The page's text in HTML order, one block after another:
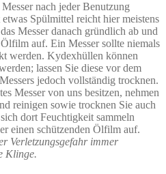
nach jeder Benutzung
Spülmittel reicht hier meistens
Messer danach gründlich ab und
auf. Ein Messer sollte niemals
werden. Kydexhüllen können
lassen Sie diese vor dem
jedoch vollständig trocknen.
Messer von uns besitzen, nehmen
reinigen sowie trocknen Sie auch
dort Feuchtigkeit sammeln
einen schützenden Ölfilm auf.
Verletzungsgefahr immer
Klinge.